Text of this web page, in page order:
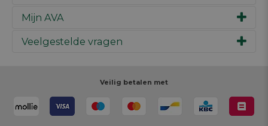
Ons verhaal
Werken bij AVA
Mijn AVA
Inspiratie
Review schrijven
Veelgestelde vragen
Je retour
Veilig betalen met